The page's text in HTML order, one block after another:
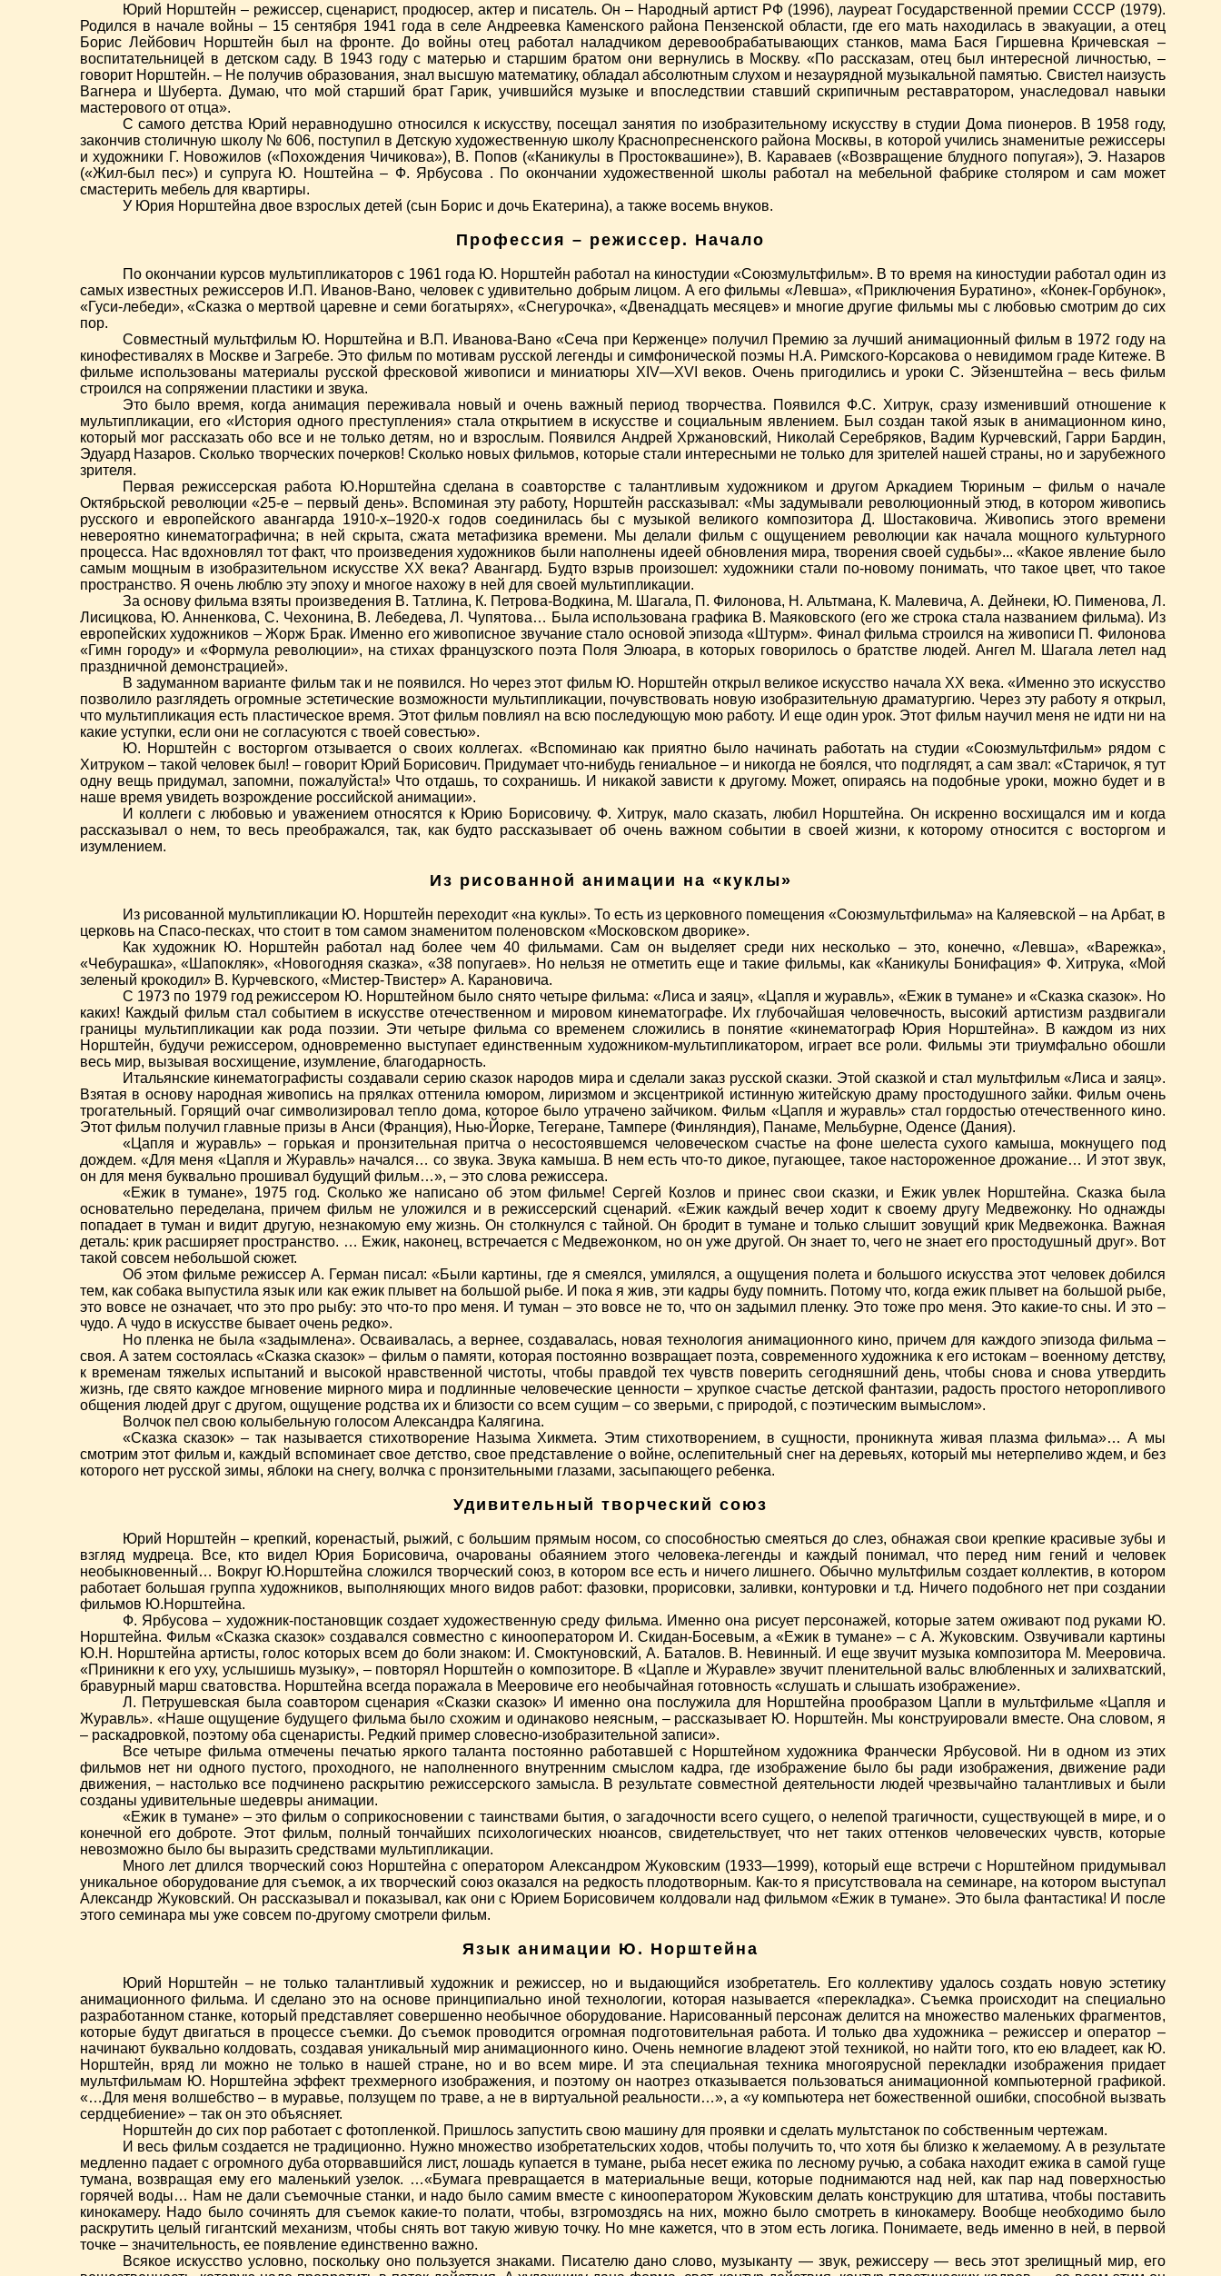
Юрий Норштейн – режиссер, сценарист, продюсер, актер и писатель. Он – Народный артист РФ (1996), лауреат Государственной премии СССР (1979).
Родился в начале войны – 15 сентября 1941 года в селе Андреевка Каменского района Пензенской области, где его мать находилась в эвакуации, а отец
Борис Лейбович Норштейн был на фронте. До войны отец работал наладчиком деревообрабатывающих станков, мама Бася Гиршевна Кричевская –
воспитательницей в детском саду. В 1943 году с матерью и старшим братом они вернулись в Москву. «По рассказам, отец был интересной личностью, –
говорит Норштейн. – Не получив образования, знал высшую математику, обладал абсолютным слухом и незаурядной музыкальной памятью. Свистел наизусть
Вагнера и Шуберта. Думаю, что мой старший брат Гарик, учившийся музыке и впоследствии ставший скрипичным реставратором, унаследовал навыки
мастерового от отца».
С самого детства Юрий неравнодушно относился к искусству, посещал занятия по изобразительному искусству в студии Дома пионеров. В 1958 году,
закончив столичную школу № 606, поступил в Детскую художественную школу Краснопресненского района Москвы, в которой учились знаменитые режиссеры
и художники Г. Новожилов («Похождения Чичикова»), В. Попов («Каникулы в Простоквашине»), В. Караваев («Возвращение блудного попугая»), Э. Назаров
(«Жил-был пес») и супруга Ю. Ноштейна – Ф. Ярбусова . По окончании художественной школы работал на мебельной фабрике столяром и сам может
смастерить мебель для квартиры.
У Юрия Норштейна двое взрослых детей (сын Борис и дочь Екатерина), а также восемь внуков.
Профессия – режиссер. Начало
По окончании курсов мультипликаторов с 1961 года Ю. Норштейн работал на киностудии «Союзмультфильм». В то время на киностудии работал один из
самых известных режиссеров И.П. Иванов-Вано, человек с удивительно добрым лицом. А его фильмы «Левша», «Приключения Буратино», «Конек-Горбунок»,
«Гуси-лебеди», «Сказка о мертвой царевне и семи богатырях», «Снегурочка», «Двенадцать месяцев» и многие другие фильмы мы с любовью смотрим до сих
пор.
Совместный мультфильм Ю. Норштейна и В.П. Иванова-Вано «Сеча при Керженце» получил Премию за лучший анимационный фильм в 1972 году на
кинофестивалях в Москве и Загребе. Это фильм по мотивам русской легенды и симфонической поэмы Н.А. Римского-Корсакова о невидимом граде Китеже. В
фильме использованы материалы русской фресковой живописи и миниатюры XIV—XVI веков. Очень пригодились и уроки С. Эйзенштейна – весь фильм
строился на сопряжении пластики и звука.
Это было время, когда анимация переживала новый и очень важный период творчества. Появился Ф.С. Хитрук, сразу изменивший отношение к
мультипликации, его «История одного преступления» стала открытием в искусстве и социальным явлением. Был создан такой язык в анимационном кино,
который мог рассказать обо все и не только детям, но и взрослым. Появился Андрей Хржановский, Николай Серебряков, Вадим Курчевский, Гарри Бардин,
Эдуард Назаров. Сколько творческих почерков! Сколько новых фильмов, которые стали интересными не только для зрителей нашей страны, но и зарубежного
зрителя.
Первая режиссерская работа Ю.Норштейна сделана в соавторстве с талантливым художником и другом Аркадием Тюриным – фильм о начале
Октябрьской революции «25-е – первый день». Вспоминая эту работу, Норштейн рассказывал: «Мы задумывали революционный этюд, в котором живопись
русского и европейского авангарда 1910-х–1920-х годов соединилась бы с музыкой великого композитора Д. Шостаковича. Живопись этого времени
невероятно кинематографична; в ней скрыта, сжата метафизика времени. Мы делали фильм с ощущением революции как начала мощного культурного
процесса. Нас вдохновлял тот факт, что произведения художников были наполнены идеей обновления мира, творения своей судьбы»... «Какое явление было
самым мощным в изобразительном искусстве ХХ века? Авангард. Будто взрыв произошел: художники стали по-новому понимать, что такое цвет, что такое
пространство. Я очень люблю эту эпоху и многое нахожу в ней для своей мультипликации.
За основу фильма взяты произведения В. Татлина, К. Петрова-Водкина, М. Шагала, П. Филонова, Н. Альтмана, К. Малевича, А. Дейнеки, Ю. Пименова, Л.
Лисицкова, Ю. Анненкова, С. Чехонина, В. Лебедева, Л. Чупятова… Была использована графика В. Маяковского (его же строка стала названием фильма). Из
европейских художников – Жорж Брак. Именно его живописное звучание стало основой эпизода «Штурм». Финал фильма строился на живописи П. Филонова
«Гимн городу» и «Формула революции», на стихах французского поэта Поля Элюара, в которых говорилось о братстве людей. Ангел М. Шагала летел над
праздничной демонстрацией».
В задуманном варианте фильм так и не появился. Но через этот фильм Ю. Норштейн открыл великое искусство начала ХХ века. «Именно это искусство
позволило разглядеть огромные эстетические возможности мультипликации, почувствовать новую изобразительную драматургию. Через эту работу я открыл,
что мультипликация есть пластическое время. Этот фильм повлиял на всю последующую мою работу. И еще один урок. Этот фильм научил меня не идти ни на
какие уступки, если они не согласуются с твоей совестью».
Ю. Норштейн с восторгом отзывается о своих коллегах. «Вспоминаю как приятно было начинать работать на студии «Союзмультфильм» рядом с
Хитруком – такой человек был! – говорит Юрий Борисович. Придумает что-нибудь гениальное – и никогда не боялся, что подглядят, а сам звал: «Старичок, я тут
одну вещь придумал, запомни, пожалуйста!» Что отдашь, то сохранишь. И никакой зависти к другому. Может, опираясь на подобные уроки, можно будет и в
наше время увидеть возрождение российской анимации».
И коллеги с любовью и уважением относятся к Юрию Борисовичу. Ф. Хитрук, мало сказать, любил Норштейна. Он искренно восхищался им и когда
рассказывал о нем, то весь преображался, так, как будто рассказывает об очень важном событии в своей жизни, к которому относится с восторгом и
изумлением.
Из рисованной анимации на «куклы»
Из рисованной мультипликации Ю. Норштейн переходит «на куклы». То есть из церковного помещения «Союзмультфильма» на Каляевской – на Арбат, в
церковь на Спасо-песках, что стоит в том самом знаменитом поленовском «Московском дворике».
Как художник Ю. Норштейн работал над более чем 40 фильмами. Сам он выделяет среди них несколько – это, конечно, «Левша», «Варежка»,
«Чебурашка», «Шапокляк», «Новогодняя сказка», «38 попугаев». Но нельзя не отметить еще и такие фильмы, как «Каникулы Бонифация» Ф. Хитрука, «Мой
зеленый крокодил» В. Курчевского, «Мистер-Твистер» А. Карановича.
С 1973 по 1979 год режиссером Ю. Норштейном было снято четыре фильма: «Лиса и заяц», «Цапля и журавль», «Ежик в тумане» и «Сказка сказок». Но
каких! Каждый фильм стал событием в искусстве отечественном и мировом кинематографе. Их глубочайшая человечность, высокий артистизм раздвигали
границы мультипликации как рода поэзии. Эти четыре фильма со временем сложились в понятие «кинематограф Юрия Норштейна». В каждом из них
Норштейн, будучи режиссером, одновременно выступает единственным художником-мультипликатором, играет все роли. Фильмы эти триумфально обошли
весь мир, вызывая восхищение, изумление, благодарность.
Итальянские кинематографисты создавали серию сказок народов мира и сделали заказ русской сказки. Этой сказкой и стал мультфильм «Лиса и заяц».
Взятая в основу народная живопись на прялках оттенила юмором, лиризмом и эксцентрикой истинную житейскую драму простодушного зайки. Фильм очень
трогательный. Горящий очаг символизировал тепло дома, которое было утрачено зайчиком. Фильм «Цапля и журавль» стал гордостью отечественного кино.
Этот фильм получил главные призы в Анси (Франция), Нью-Йорке, Тегеране, Тампере (Финляндия), Панаме, Мельбурне, Оденсе (Дания).
«Цапля и журавль» – горькая и пронзительная притча о несостоявшемся человеческом счастье на фоне шелеста сухого камыша, мокнущего под
дождем. «Для меня «Цапля и Журавль» начался… со звука. Звука камыша. В нем есть что-то дикое, пугающее, такое настороженное дрожание… И этот звук,
он для меня буквально прошивал будущий фильм…», – это слова режиссера.
«Ежик в тумане», 1975 год. Сколько же написано об этом фильме! Сергей Козлов и принес свои сказки, и Ежик увлек Норштейна. Сказка была
основательно переделана, причем фильм не уложился и в режиссерский сценарий. «Ежик каждый вечер ходит к своему другу Медвежонку. Но однажды
попадает в туман и видит другую, незнакомую ему жизнь. Он столкнулся с тайной. Он бродит в тумане и только слышит зовущий крик Медвежонка. Важная
деталь: крик расширяет пространство. … Ежик, наконец, встречается с Медвежонком, но он уже другой. Он знает то, чего не знает его простодушный друг». Вот
такой совсем небольшой сюжет.
Об этом фильме режиссер А. Герман писал: «Были картины, где я смеялся, умилялся, а ощущения полета и большого искусства этот человек добился
тем, как собака выпустила язык или как ежик плывет на большой рыбе. И пока я жив, эти кадры буду помнить. Потому что, когда ежик плывет на большой рыбе,
это вовсе не означает, что это про рыбу: это что-то про меня. И туман – это вовсе не то, что он задымил пленку. Это тоже про меня. Это какие-то сны. И это –
чудо. А чудо в искусстве бывает очень редко».
Но пленка не была «задымлена». Осваивалась, а вернее, создавалась, новая технология анимационного кино, причем для каждого эпизода фильма –
своя. А затем состоялась «Сказка сказок» – фильм о памяти, которая постоянно возвращает поэта, современного художника к его истокам – военному детству,
к временам тяжелых испытаний и высокой нравственной чистоты, чтобы правдой тех чувств поверить сегодняшний день, чтобы снова и снова утвердить
жизнь, где свято каждое мгновение мирного мира и подлинные человеческие ценности – хрупкое счастье детской фантазии, радость простого неторопливого
общения людей друг с другом, ощущение родства их и близости со всем сущим – со зверьми, с природой, с поэтическим вымыслом».
Волчок пел свою колыбельную голосом Александра Калягина.
«Сказка сказок» – так называется стихотворение Назыма Хикмета. Этим стихотворением, в сущности, проникнута живая плазма фильма»… А мы
смотрим этот фильм и, каждый вспоминает свое детство, свое представление о войне, ослепительный снег на деревьях, который мы нетерпеливо ждем, и без
которого нет русской зимы, яблоки на снегу, волчка с пронзительными глазами, засыпающего ребенка.
Удивительный творческий союз
Юрий Норштейн – крепкий, коренастый, рыжий, с большим прямым носом, со способностью смеяться до слез, обнажая свои крепкие красивые зубы и
взгляд мудреца. Все, кто видел Юрия Борисовича, очарованы обаянием этого человека-легенды и каждый понимал, что перед ним гений и человек
необыкновенный… Вокруг Ю.Норштейна сложился творческий союз, в котором все есть и ничего лишнего. Обычно мультфильм создает коллектив, в котором
работает большая группа художников, выполняющих много видов работ: фазовки, прорисовки, заливки, контуровки и т.д. Ничего подобного нет при создании
фильмов Ю.Норштейна.
Ф. Ярбусова – художник-постановщик создает художественную среду фильма. Именно она рисует персонажей, которые затем оживают под руками Ю.
Норштейна. Фильм «Сказка сказок» создавался совместно с кинооператором И. Скидан-Босевым, а «Ежик в тумане» – с А. Жуковским. Озвучивали картины
Ю.Н. Норштейна артисты, голос которых всем до боли знаком: И. Смоктуновский, А. Баталов. В. Невинный. И еще звучит музыка композитора М. Мееровича.
«Приникни к его уху, услышишь музыку», – повторял Норштейн о композиторе. В «Цапле и Журавле» звучит пленительной вальс влюбленных и залихватский,
бравурный марш сватовства. Норштейна всегда поражала в Мееровиче его необычайная готовность «слушать и слышать изображение».
Л. Петрушевская была соавтором сценария «Сказки сказок» И именно она послужила для Норштейна прообразом Цапли в мультфильме «Цапля и
Журавль». «Наше ощущение будущего фильма было схожим и одинаково неясным, – рассказывает Ю. Норштейн. Мы конструировали вместе. Она словом, я
– раскадровкой, поэтому оба сценаристы. Редкий пример словесно-изобразительной записи».
Все четыре фильма отмечены печатью яркого таланта постоянно работавшей с Норштейном художника Франчески Ярбусовой. Ни в одном из этих
фильмов нет ни одного пустого, проходного, не наполненного внутренним смыслом кадра, где изображение было бы ради изображения, движение ради
движения, – настолько все подчинено раскрытию режиссерского замысла. В результате совместной деятельности людей чрезвычайно талантливых и были
созданы удивительные шедевры анимации.
«Ежик в тумане» – это фильм о соприкосновении с таинствами бытия, о загадочности всего сущего, о нелепой трагичности, существующей в мире, и о
конечной его доброте. Этот фильм, полный тончайших психологических нюансов, свидетельствует, что нет таких оттенков человеческих чувств, которые
невозможно было бы выразить средствами мультипликации.
Много лет длился творческий союз Норштейна с оператором Александром Жуковским (1933—1999), который еще встречи с Норштейном придумывал
уникальное оборудование для съемок, а их творческий союз оказался на редкость плодотворным. Как-то я присутствовала на семинаре, на котором выступал
Александр Жуковский. Он рассказывал и показывал, как они с Юрием Борисовичем колдовали над фильмом «Ежик в тумане». Это была фантастика! И после
этого семинара мы уже совсем по-другому смотрели фильм.
Язык анимации Ю. Норштейна
Юрий Норштейн – не только талантливый художник и режиссер, но и выдающийся изобретатель. Его коллективу удалось создать новую эстетику
анимационного фильма. И сделано это на основе принципиально иной технологии, которая называется «перекладка». Съемка происходит на специально
разработанном станке, который представляет совершенно необычное оборудование. Нарисованный персонаж делится на множество маленьких фрагментов,
которые будут двигаться в процессе съемки. До съемок проводится огромная подготовительная работа. И только два художника – режиссер и оператор –
начинают буквально колдовать, создавая уникальный мир анимационного кино. Очень немногие владеют этой техникой, но найти того, кто ею владеет, как Ю.
Норштейн, вряд ли можно не только в нашей стране, но и во всем мире. И эта специальная техника многоярусной перекладки изображения придает
мультфильмам Ю. Норштейна эффект трехмерного изображения, и поэтому он наотрез отказывается пользоваться анимационной компьютерной графикой.
«…Для меня волшебство – в муравье, ползущем по траве, а не в виртуальной реальности…», а «у компьютера нет божественной ошибки, способной вызвать
сердцебиение» – так он это объясняет.
Норштейн до сих пор работает с фотопленкой. Пришлось запустить свою машину для проявки и сделать мультстанок по собственным чертежам.
И весь фильм создается не традиционно. Нужно множество изобретательских ходов, чтобы получить то, что хотя бы близко к желаемому. А в результате
медленно падает с огромного дуба оторвавшийся лист, лошадь купается в тумане, рыба несет ежика по лесному ручью, а собака находит ежика в самой гуще
тумана, возвращая ему его маленький узелок. …«Бумага превращается в материальные вещи, которые поднимаются над ней, как пар над поверхностью
горячей воды… Нам не дали съемочные станки, и надо было самим вместе с кинооператором Жуковским делать конструкцию для штатива, чтобы поставить
кинокамеру. Надо было сочинять для съемок какие-то полати, чтобы, взгромоздясь на них, можно было смотреть в кинокамеру. Вообще необходимо было
раскрутить целый гигантский механизм, чтобы снять вот такую живую точку. Но мне кажется, что в этом есть логика. Понимаете, ведь именно в ней, в первой
точке – значительность, ее появление единственно важно.
Всякое искусство условно, поскольку оно пользуется знаками. Писателю дано слово, музыканту — звук, режиссеру — весь этот зрелищный мир, его